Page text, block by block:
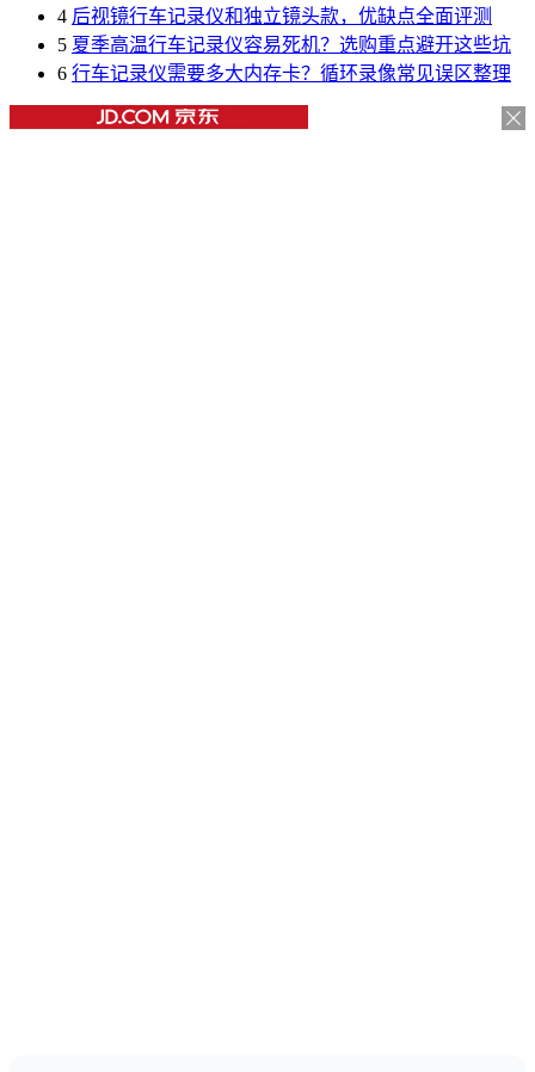
4 后视镜行车记录仪和独立镜头款，优缺点全面评测
5 夏季高温行车记录仪容易死机？选购重点避开这些坑
6 行车记录仪需要多大内存卡？循环录像常见误区整理